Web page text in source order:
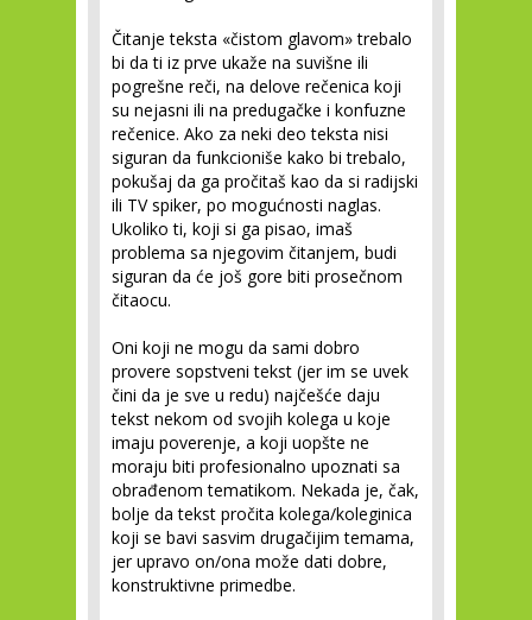
Čitanje teksta «čistom glavom» trebalo
bi da ti iz prve ukaže na suvišne ili
pogrešne reči, na delove rečenica koji
su nejasni ili na predugačke i konfuzne
rečenice. Ako za neki deo teksta nisi
siguran da funkcioniše kako bi trebalo,
pokušaj da ga pročitaš kao da si radijski
ili TV spiker, po mogućnosti naglas.
Ukoliko ti, koji si ga pisao, imaš
problema sa njegovim čitanjem, budi
siguran da će još gore biti prosečnom
čitaocu.
Oni koji ne mogu da sami dobro
provere sopstveni tekst (jer im se uvek
čini da je sve u redu) najčešće daju
tekst nekom od svojih kolega u koje
imaju poverenje, a koji uopšte ne
moraju biti profesionalno upoznati sa
obrađenom tematikom. Nekada je, čak,
bolje da tekst pročita kolega/koleginica
koji se bavi sasvim drugačijim temama,
jer upravo on/ona može dati dobre,
konstruktivne primedbe.